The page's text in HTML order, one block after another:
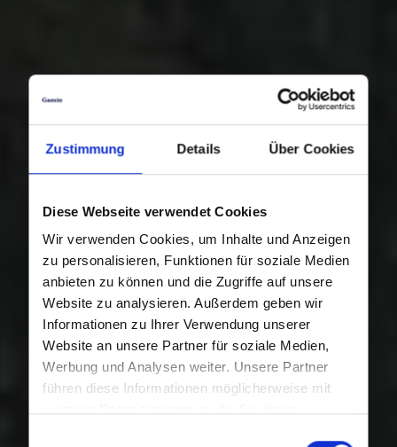
Zustimmung Details Über Cookies
Diese Webseite verwendet Cookies
Wir verwenden Cookies, um Inhalte und Anzeigen
zu personalisieren, Funktionen für soziale Medien
anbieten zu können und die Zugriffe auf unsere
Website zu analysieren. Außerdem geben wir
Informationen zu Ihrer Verwendung unserer
Website an unsere Partner für soziale Medien,
Werbung und Analysen weiter. Unsere Partner
führen diese Informationen möglicherweise mit